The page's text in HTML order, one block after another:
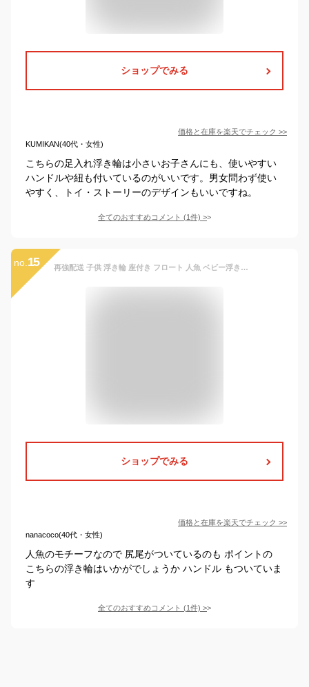
ショップでみる
価格と在庫を楽天でチェック >>
KUMIKAN(40代・女性)
こちらの足入れ浮き輪は小さいお子さんにも、使いやすい
ハンドルや紐も付いているのがいいです。男女問わず使い
やすく、トイ・ストーリーのデザインもいいですね。
全てのおすすめコメント (1件) >
no. 15 再強配送 子供 浮き輪 座付き フロート 人魚 ベビー浮き輪 ハンドル付き 音が出る 1-5歳 足入れ浮き輪 女の子 男の子 赤ちゃん 浮輪 ボート うきわ キッズ 幼児 浮き具 夏 夏休み 安定感
ショップでみる
価格と在庫を楽天でチェック >>
nanacoco(40代・女性)
人魚のモチーフなので 尻尾がついているのも ポイントの
こちらの浮き輪はいかがでしょうか ハンドル もついていま
す
全てのおすすめコメント (1件) >